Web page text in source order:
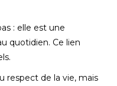
: elle est une
quotidien. Ce lien
respect de la vie, mais